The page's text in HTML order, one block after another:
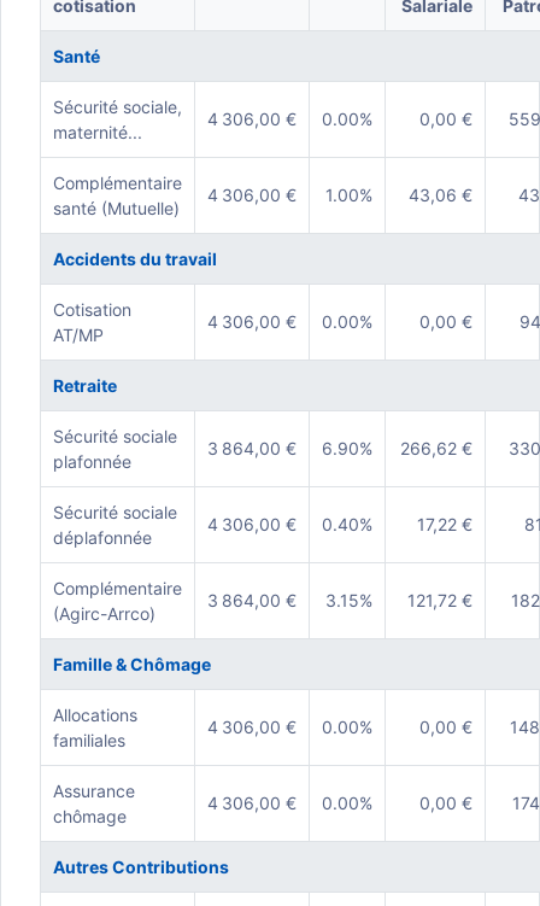
cotisation Salariale
Santé
Sécurité sociale,
maternité...
4 306,00 € 0.00% 0,00 €
Complémentaire
santé (Mutuelle)
4 306,00 € 1.00% 43,06 €
Accidents du travail
Cotisation
AT/MP
4 306,00 € 0.00% 0,00 €
Retraite
Sécurité sociale
plafonnée
3 864,00 € 6.90% 266,62 €
Sécurité sociale
déplafonnée
4 306,00 € 0.40% 17,22 €
Complémentaire
(Agirc-Arrco)
3 864,00 € 3.15% 121,72 €
Famille & Chômage
Allocations
familiales
4 306,00 € 0.00% 0,00 €
Assurance
chômage
4 306,00 € 0.00% 0,00 €
Autres Contributions